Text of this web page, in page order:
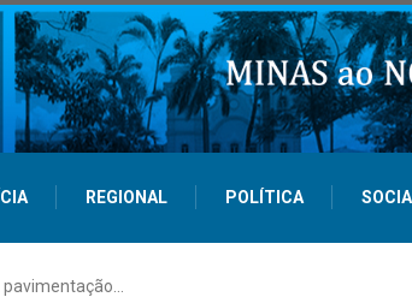
REGIONAL POLÍTICA